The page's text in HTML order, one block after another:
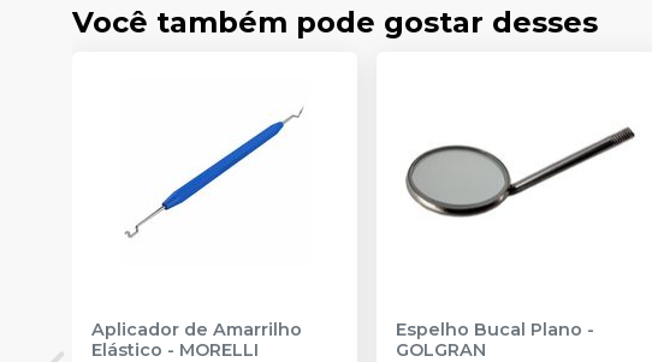
Você também pode gostar desses
Aplicador de Amarrilho
Elástico - MORELLI
Espelho Bucal Plano -
GOLGRAN